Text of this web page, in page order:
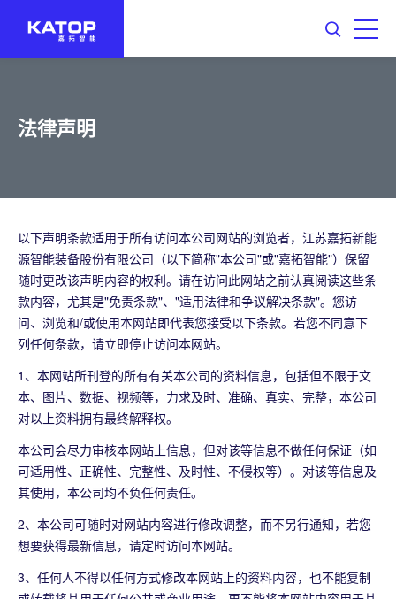
法律声明
以下声明条款适用于所有访问本公司网站的浏览者，江苏嘉拓新能
源智能装备股份有限公司（以下简称"本公司"或"嘉拓智能"）保留
随时更改该声明内容的权利。请在访问此网站之前认真阅读这些条
款内容，尤其是"免责条款"、"适用法律和争议解决条款"。您访
问、浏览和/或使用本网站即代表您接受以下条款。若您不同意下
列任何条款，请立即停止访问本网站。
1、本网站所刊登的所有有关本公司的资料信息，包括但不限于文
本、图片、数据、视频等，力求及时、准确、真实、完整，本公司
对以上资料拥有最终解释权。
本公司会尽力审核本网站上信息，但对该等信息不做任何保证（如
可适用性、正确性、完整性、及时性、不侵权等）。对该等信息及
其使用，本公司均不负任何责任。
2、本公司可随时对网站内容进行修改调整，而不另行通知，若您
想要获得最新信息，请定时访问本网站。
3、任何人不得以任何方式修改本网站上的资料内容，也不能复制